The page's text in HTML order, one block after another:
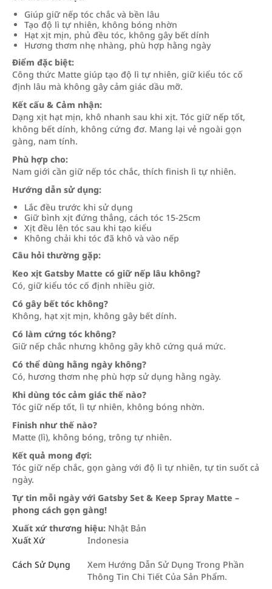
Giúp giữ nếp tóc chắc và bền lâu
Tạo độ lì tự nhiên, không bóng nhờn
Hạt xịt mịn, phủ đều tóc, không gây bết dính
Hương thơm nhẹ nhàng, phù hợp hằng ngày
Điểm đặc biệt:
Công thức Matte giúp tạo độ lì tự nhiên, giữ kiểu tóc cố
định lâu mà không gây cảm giác dầu mỡ.
Kết cấu & Cảm nhận:
Dạng xịt hạt mịn, khô nhanh sau khi xịt. Tóc giữ nếp tốt,
không bết dính, không cứng đơ. Mang lại vẻ ngoài gọn
gàng, nam tính.
Phù hợp cho:
Nam giới cần giữ nếp tóc chắc, thích finish lì tự nhiên.
Hướng dẫn sử dụng:
Lắc đều trước khi sử dụng
Giữ bình xịt đứng thẳng, cách tóc 15-25cm
Xịt đều lên tóc sau khi tạo kiểu
Không chải khi tóc đã khô và vào nếp
Câu hỏi thường gặp:
Keo xịt Gatsby Matte có giữ nếp lâu không?
Có, giữ kiểu tóc cố định nhiều giờ.
Có gây bết tóc không?
Không, hạt xịt mịn, không gây bết dính.
Có làm cứng tóc không?
Giữ nếp chắc nhưng không gây khô cứng quá mức.
Có thể dùng hằng ngày không?
Có, hương thơm nhẹ phù hợp sử dụng hằng ngày.
Khi dùng tóc cảm giác thế nào?
Tóc giữ nếp tốt, lì tự nhiên, không bóng nhờn.
Finish như thế nào?
Matte (lì), không bóng, trông tự nhiên.
Kết quả mong đợi:
Tóc giữ nếp chắc, gọn gàng với độ lì tự nhiên, tự tin suốt cả
ngày.
Tự tin mỗi ngày với Gatsby Set & Keep Spray Matte –
phong cách gọn gàng!
Xuất xứ thương hiệu: Nhật Bản
Xuất Xứ
Indonesia
Cách Sử Dụng
Xem Hướng Dẫn Sử Dụng Trong Phần
Thông Tin Chi Tiết Của Sản Phẩm.